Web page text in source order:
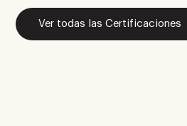
Ver todas las Certificaciones